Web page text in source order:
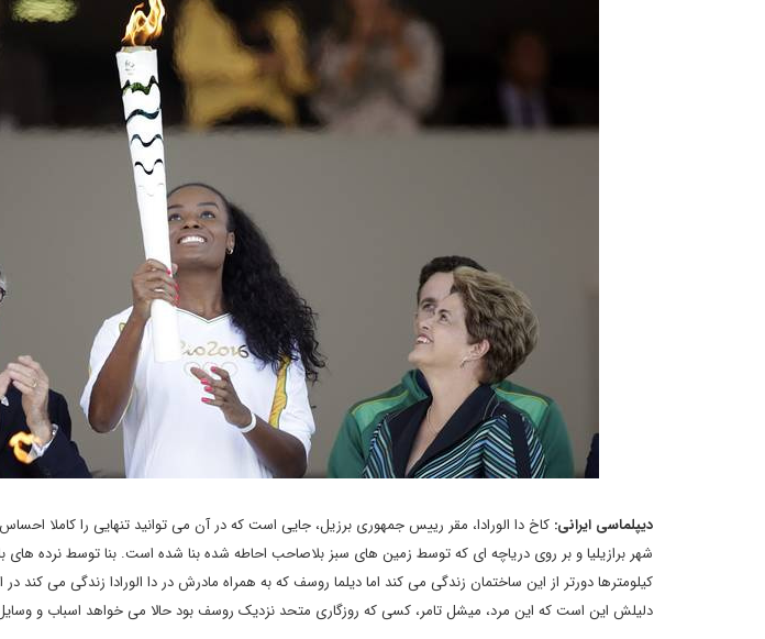
دیپلماسی ایرانی: کاخ دا الورادا، مقر رییس جمهوری برزیل، جایی است که در آن می توانید تنهایی را کاملا
شهر برازیلیا و بر روی دریاچه ای که توسط زمین های سبز بلاصاحب احاطه شده بنا شده است. بنا توسط نرده
کیلومترها دورتر از این ساختمان زندگی می کند اما دیلما روسف که به همراه مادرش در دا الورادا زندگی می کند
دلیلش این است که این مرد، میشل تامر، کسی که روزگاری متحد نزدیک روسف بود حالا می خواهد اسباب و